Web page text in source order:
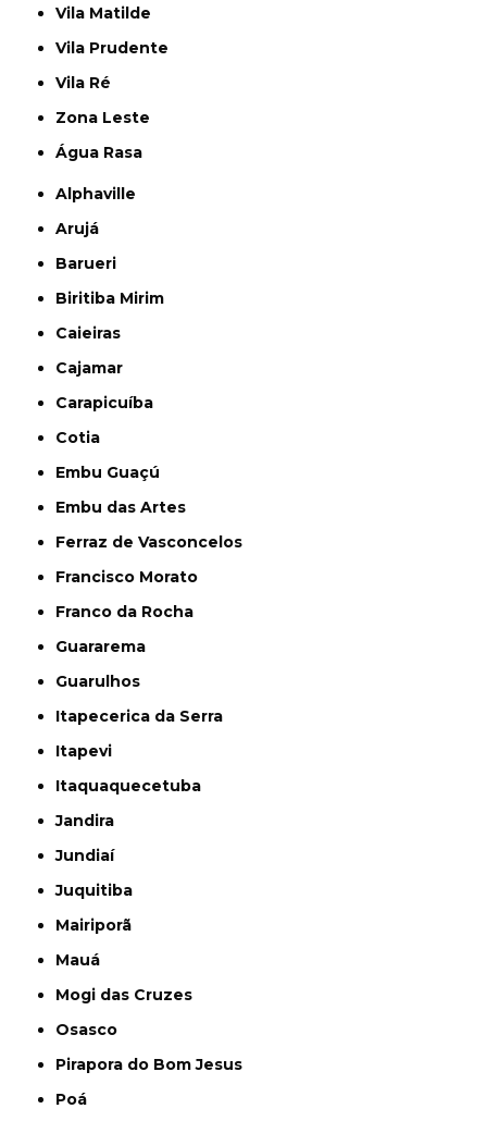
Vila Matilde
Vila Prudente
Vila Ré
Zona Leste
Água Rasa
Alphaville
Arujá
Barueri
Biritiba Mirim
Caieiras
Cajamar
Carapicuíba
Cotia
Embu Guaçú
Embu das Artes
Ferraz de Vasconcelos
Francisco Morato
Franco da Rocha
Guararema
Guarulhos
Itapecerica da Serra
Itapevi
Itaquaquecetuba
Jandira
Jundiaí
Juquitiba
Mairiporã
Mauá
Mogi das Cruzes
Osasco
Pirapora do Bom Jesus
Poá